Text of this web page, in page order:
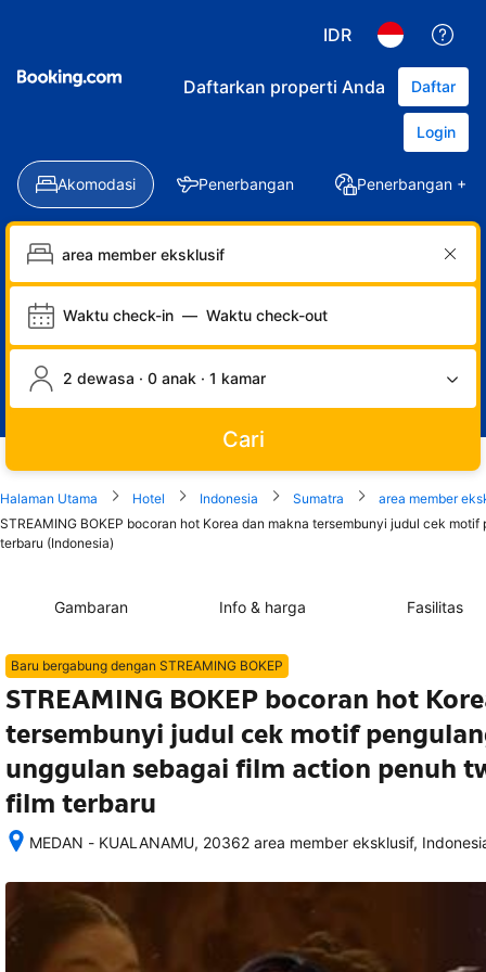
IDR
Daftarkan properti Anda Daftar
Login
Akomodasi Penerbangan Penerbangan +
Waktu check-in — Waktu check-out
2 dewasa · 0 anak · 1 kamar
Cari
Halaman Utama Hotel Indonesia Sumatra
area member
STREAMING BOKEP bocoran hot Korea dan makna tersembunyi judul cek
terbaru (Indonesia)
Gambaran Info & harga Fasilitas
Baru bergabung dengan STREAMING BOKEP
STREAMING BOKEP bocoran hot
tersembunyi judul cek motif
unggulan sebagai film action penuh
film terbaru
MEDAN - KUALANAMU, 20362 area member eksklusif,
memesan,
rincian